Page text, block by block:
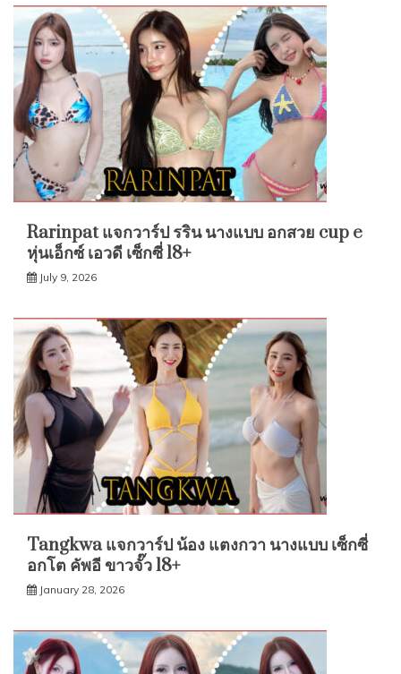
Rarinpat แจกวาร์ป รริน นางแบบ อกสวย cup e
หุ่นเอ็กซ์ เอวดี เซ็กซี่ 18+
July 9, 2026
Tangkwa แจกวาร์ป น้อง แตงกวา นางแบบ เซ็กซี่
อกโต คัพอี ขาวจั๊ว 18+
January 28, 2026